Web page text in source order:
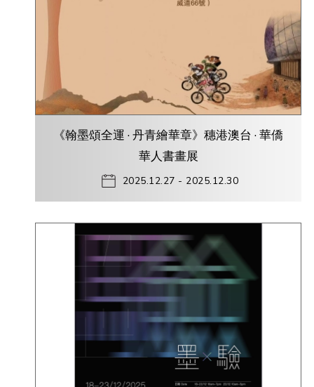
《翰墨頌全運 · 丹青繪華章》穗港澳台 · 華僑
華人書畫展
2025.12.27 - 2025.12.30